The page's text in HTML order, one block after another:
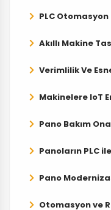
PLC
Akıllı Makine
Verimlilik Ve
Makinelere IoT
Pano Bakım
Panoların PLC
Pano
Otomasyon ve